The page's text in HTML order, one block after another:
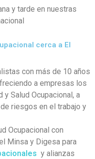
y tarde en nuestras
cerca a El
con más de 10 años
a empresas los
Salud Ocupacional, a
riesgos en el trabajo y
Ocupacional con
Minsa y Digesa para
y alianzas